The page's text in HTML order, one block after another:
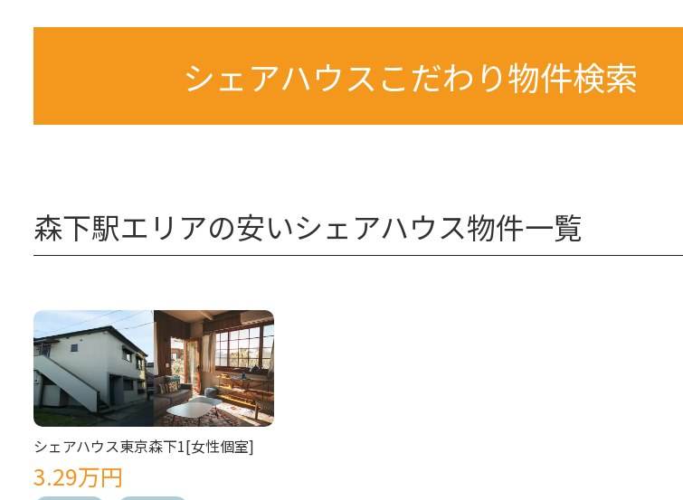
シェアハウスこだわり物件検索
森下駅エリアの安いシェアハウス物件一覧
シェアハウス東京森下1[女性個室]
3.29万円